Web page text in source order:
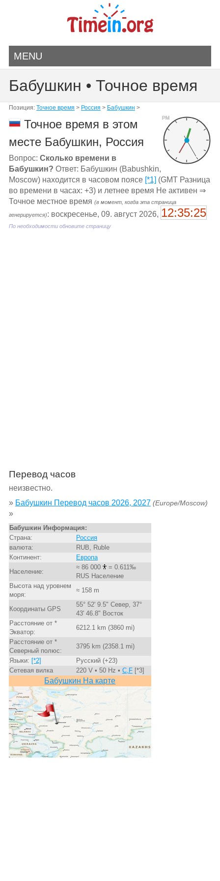
MENU
Бабушкин • Точное время
Позиция: Точное время > Россия > Бабушкин >
PM
Точное время в этом
месте Бабушкин, Россия
Вопрос: Сколько времени в
Бабушкин? Ответ: Бабушкин (Babushkin,
Moscow) находится в часовом поясе [*1] (GMT Разница
во времени в часах: +3) и летнее время Не активен ⇒
Точное местное время (в момент, когда эта страница
генерируется): воскресенье, 09. август 2026, 12:35:25
По необходимости обновите страницу
Перевод часов
неизвестно.
» Бабушкин Перевод часов 2026, 2027 (Europe/Moscow)
»
Бабушкин Информация:
Страна:
Россия
валюта:
RUB, Ruble
Континент:
Европа
Население:
≈ 86 000
= 0.611‰
RUS Население
Высота над уровнем
моря:
≈ 158 m
Координаты GPS
55° 52' 9.5" Север, 37°
43' 46.8" Восток
Расстояние от *
Экватор:
6212.1 km (3860 mi)
Расстояние от *
Северный полюс:
3795 km (2358.1 mi)
Языки: [*2]
Русский (+23)
Сетевая вилка
220 V • 50 Hz • C,F[*3]
Бабушкин На карте